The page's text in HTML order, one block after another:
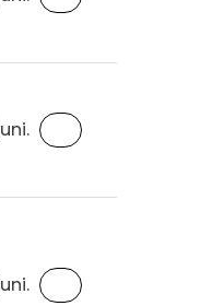
uni.
uni.